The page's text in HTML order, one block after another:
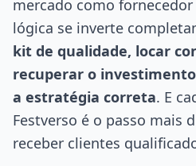
mercado como fornecedor
lógica se inverte
kit de qualidade, locar
recuperar o investimento
a estratégia correta. E
Festverso é o passo mais
receber clientes